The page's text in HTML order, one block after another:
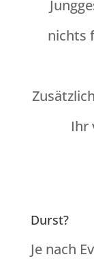
nichts
Ihr
Durst?
Je nach